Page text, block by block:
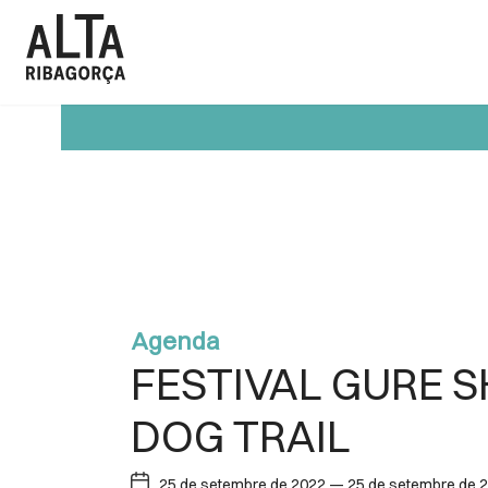
content
Agenda
FESTIVAL GURE
DOG TRAIL